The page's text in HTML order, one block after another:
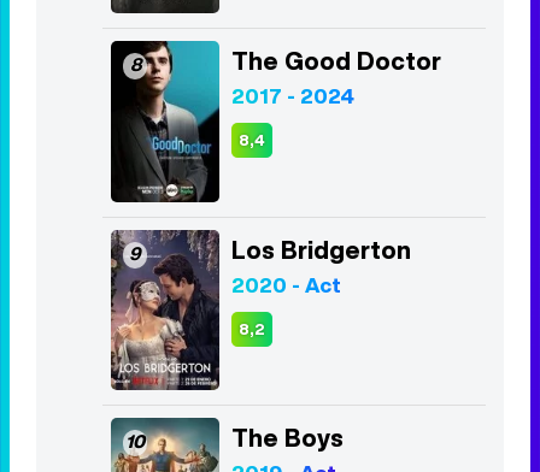
8,4
7 The Walking Dead
7,9
8 The Good Doctor
8,4